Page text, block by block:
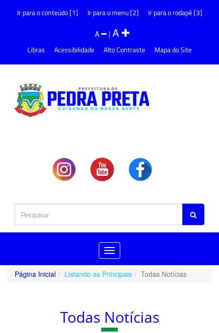
Ir para o conteúdo [1] Ir para o menu [2] Ir para o rodapé [3]
A |A
Libras Acessibilidade Alto Contraste Mapa do Site
Toggle
navigation
Página Inicial
Listando as Principais Todas Notícias
Todas Notícias